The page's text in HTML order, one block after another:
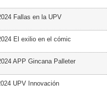
Fallas en la UPV
El exilio en el cómic
APP Gincana Palleter
UPV Innovación